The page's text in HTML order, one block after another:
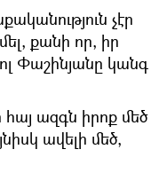
չէր
քանի որ, իր
Փաշինյանը կանգ
ազգն իրոք մեծ
ավելի մեծ,